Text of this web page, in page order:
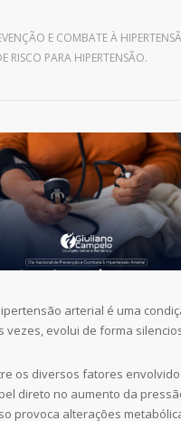
E COMBATE À
RISCO PARA HIPERTENSÃO.
arterial é uma
vezes, evolui de forma
os diversos fatores
direto no aumento da
provoca alterações